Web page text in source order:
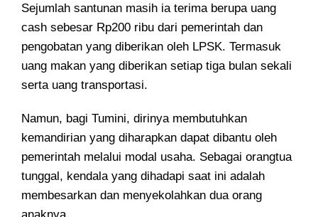
Sejumlah santunan masih ia terima berupa uang
cash sebesar Rp200 ribu dari pemerintah dan
pengobatan yang diberikan oleh LPSK. Termasuk
uang makan yang diberikan setiap tiga bulan sekali
serta uang transportasi.
Namun, bagi Tumini, dirinya membutuhkan
kemandirian yang diharapkan dapat dibantu oleh
pemerintah melalui modal usaha. Sebagai orangtua
tunggal, kendala yang dihadapi saat ini adalah
membesarkan dan menyekolahkan dua orang
anaknya.